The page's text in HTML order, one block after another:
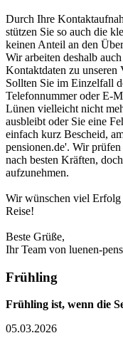
Durch Ihre
stützen Sie so auch die
keinen Anteil an den
Wir arbeiten deshalb
Kontaktdaten zu unseren
Sollten Sie im Einzelfall
Telefonnummer oder E-
Lünen vielleicht nicht
ausbleibt oder Sie eine
einfach kurz Bescheid,
pensionen.de'. Wir
nach besten Kräften,
aufzunehmen.
Wir wünschen viel Erfolg
Reise!
Beste Grüße,
Ihr Team von luenen-
Frühling
Frühling ist, wenn die
05.03.2026